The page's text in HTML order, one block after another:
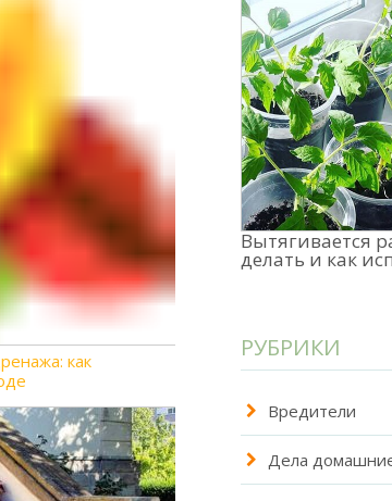
как
Вытягивается
делать и как
РУБРИКИ
Вредители
Дела